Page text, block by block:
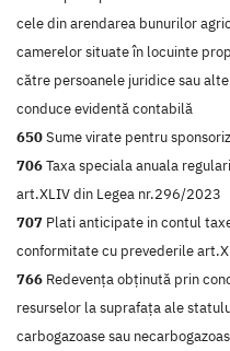
cele din arendarea bunurilor
camerelor situate în locuinte
către persoanele juridice sau
conduce evidentă contabilă
650Sume virate pentru
706Taxa speciala anuala
art.XLIV din Legea nr.296/2023
707 Plati anticipate in contul
conformitate cu prevederile
766 Redevenţa obţinută prin
resurselor la suprafaţa ale
carbogazoase sau